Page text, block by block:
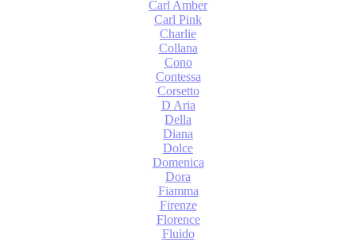
Carl Amber
Carl Pink
Charlie
Collana
Cono
Contessa
Corsetto
D Aria
Della
Diana
Dolce
Domenica
Dora
Fiamma
Firenze
Florence
Fluido